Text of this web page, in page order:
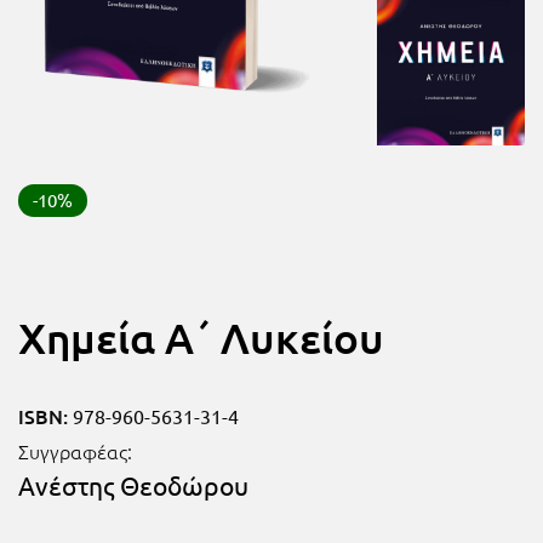
Παιδικό
Πανεπιστημιακά
χριστιανικά
Ξένες
γλώσσες
Τάξη
Δ΄
Τάξη
Τάξη
Γυμνάσιο
Χημεία Α΄ Λυκείου
ISBN: 978-960-5631-31-4
Συγγραφέας:
Ανέστης Θεοδώρου
-10%